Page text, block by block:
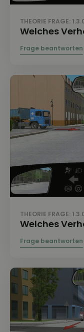
THEORIE FRAGE:
Welches
THEORIE FRAGE:
Welches